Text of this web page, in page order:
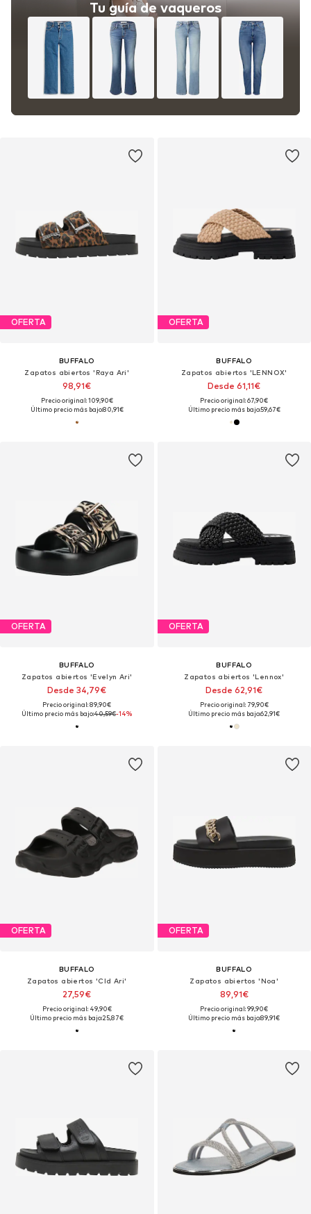
Tu guía de vaqueros
OFERTA
BUFFALO
Zapatos abiertos 'Raya Ari'
98,91€
Precio original: 109,90€
Último precio más bajo:80,91€
OFERTA
BUFFALO
Zapatos abiertos 'LENNOX'
Desde 61,11€
Precio original: 67,90€
Último precio más bajo:59,67€
OFERTA
BUFFALO
Zapatos abiertos 'Evelyn Ari'
Desde 34,79€
Precio original: 89,90€
Último precio más bajo:40,59€-14%
OFERTA
BUFFALO
Zapatos abiertos 'Lennox'
Desde 62,91€
Precio original: 79,90€
Último precio más bajo:62,91€
OFERTA
BUFFALO
Zapatos abiertos 'Cld Ari'
27,59€
Precio original: 49,90€
Último precio más bajo:25,87€
OFERTA
BUFFALO
Zapatos abiertos 'Noa'
89,91€
Precio original: 99,90€
Último precio más bajo:89,91€